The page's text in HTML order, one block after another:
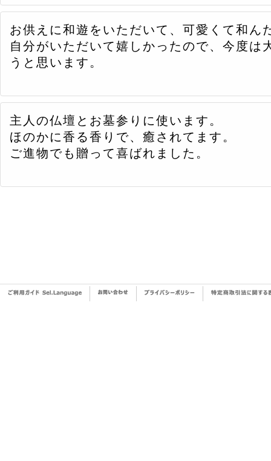
お供えに和遊をいただいて、可愛くて和ん
自分がいただいて嬉しかったので、今度は
うと思います。
主人の仏壇とお墓参りに使います。
ほのかに香る香りで、癒されてます。
ご進物でも贈って喜ばれました。